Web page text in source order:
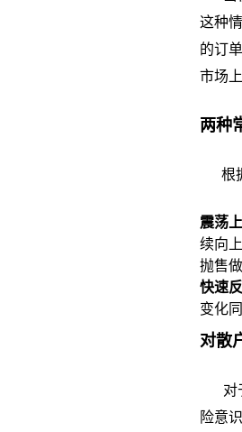
这种
的订
市场
两种
根据
震荡上
续向
抛售
快速反
变化
对散
对于
险意